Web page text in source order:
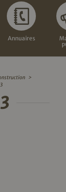
Annuaires
>